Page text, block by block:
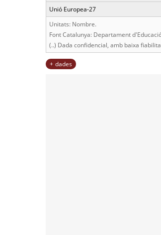
Unió Europea-27
Unitats: Nombre.
Font Catalunya: Departament
(..) Dada confidencial, amb baixa
dades